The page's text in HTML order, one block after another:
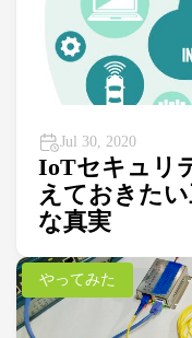
Jul 30, 2020
IoTセキュリ
えておきた
な真実
やってみた